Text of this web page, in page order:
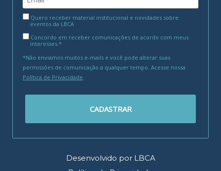
Quero receber material institucional e novidades sobre
eventos da LBCA
Concordo em receber comunicações de acordo com meus
interesses.*
*Não enviamos muitos e-mails e você pode alterar suas
permissões de comunicação a qualquer tempo. Acesse nossa
Política de Privacidade.
CADASTRAR
Desenvolvido por LBCA